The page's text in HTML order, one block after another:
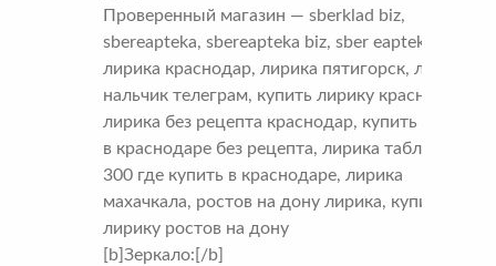
Проверенный магазин — sberklad biz,
sbereapteka, sbereapteka biz, sber eapteka,
лирика краснодар, лирика пятигорск, лирика
нальчик телеграм, купить лирику краснодар,
лирика без рецепта краснодар, купить лирику
в краснодаре без рецепта, лирика таблетки
300 где купить в краснодаре, лирика
махачкала, ростов на дону лирика, купить
лирику ростов на дону
[b]Зеркало:[/b]